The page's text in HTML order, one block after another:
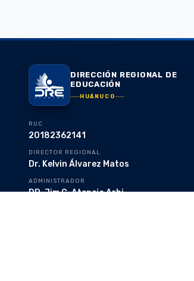
DIRECCIÓN REGIONAL DE
EDUCACIÓN
HUÁNUCO
RUC
20182362141
DIRECTOR REGIONAL
Dr. Kelvin Álvarez Matos
ADMINISTRADOR
DR. Jim C. Atencia Arbi